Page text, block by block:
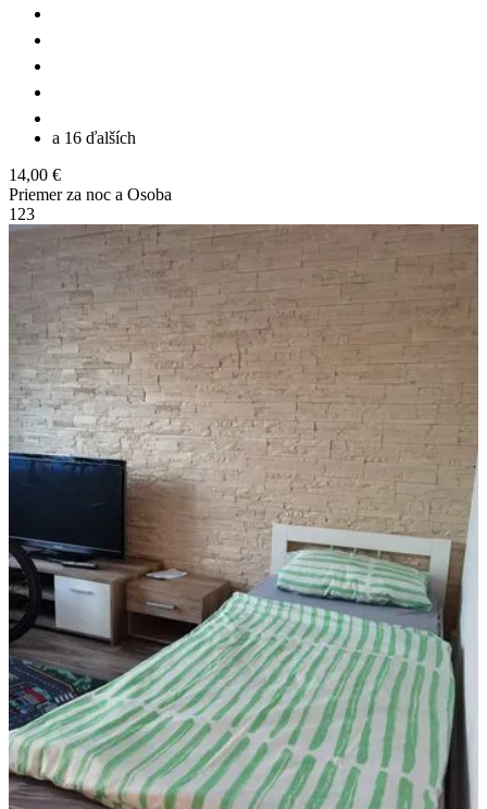
a 16 ďalších
14,00 €
Priemer za noc a Osoba
1 23